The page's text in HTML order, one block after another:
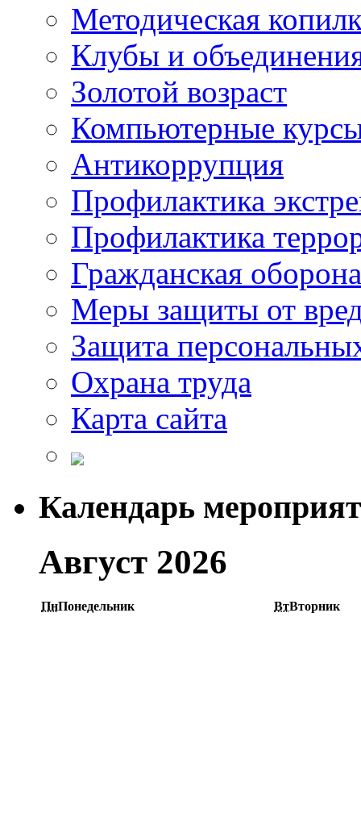
Методическая
Клубы и
Золотой возраст
Компьютерные
Антикоррупция
Профилактика
Профилактика
Гражданская оборона
Меры защиты от
Защита
Охрана труда
Карта сайта
Календарь
Август 2026
ПнПонедельник ВтВторник